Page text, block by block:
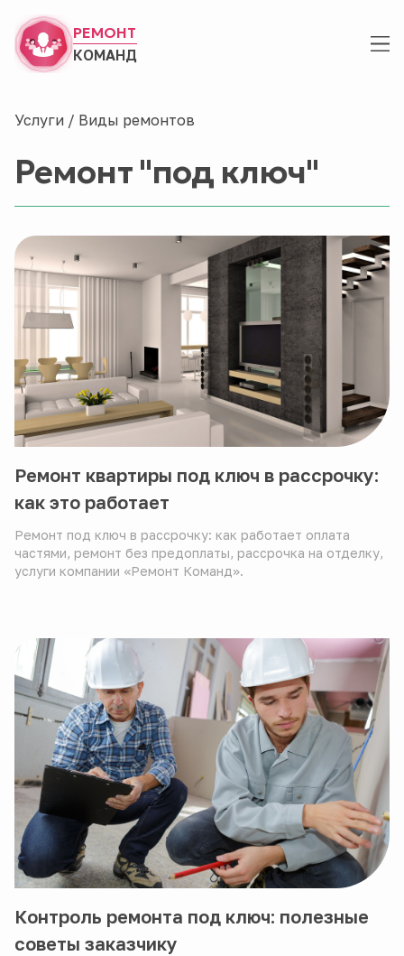
РЕМОНТ
КОМАНД
Услуги / Виды ремонтов
Ремонт "под ключ"
Ремонт квартиры под ключ в рассрочку:
как это работает
Ремонт под ключ в рассрочку: как работает оплата
частями, ремонт без предоплаты, рассрочка на отделку,
услуги компании «Ремонт Команд».
Контроль ремонта под ключ: полезные
советы заказчику